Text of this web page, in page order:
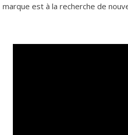
marque est à la recherche de